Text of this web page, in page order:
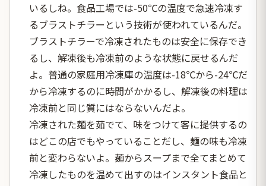
いるしね。食品工場では-50℃の温度で急速冷凍す
るブラストチラーという技術が使われているんだ。
ブラストチラーで冷凍されたものは安全に保存でき
るし、解凍後も冷凍前のような状態に戻せるんだ
よ。普通の家庭用冷凍庫の温度は-18℃から-24℃だ
から冷凍するのに時間がかかるし、解凍後の料理は
冷凍前と同じ質にはならないんだよ。
冷凍された麺を茹でて、味をつけて客に提供するの
はどこの店でもやっていることだし、麺の味も冷凍
前と変わらないよ。麺からスープまで全てまとめて
冷凍したものを温めて出すのはインスタント食品と